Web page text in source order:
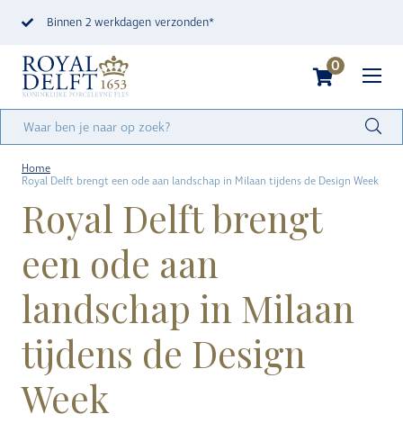
Binnen 2 werkdagen verzonden*
0
Home
Royal Delft brengt een ode aan landschap in Milaan tijdens de Design Week
Royal Delft brengt
een ode aan
landschap in Milaan
tijdens de Design
Week